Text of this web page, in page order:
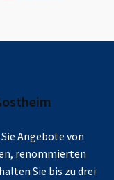
Angebote von
renommierten
Sie bis zu drei